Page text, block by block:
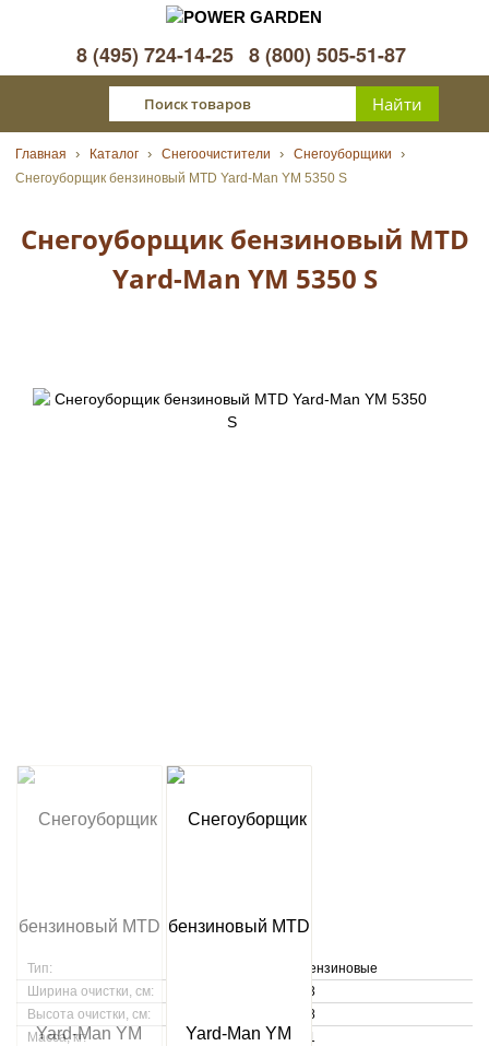
8 (495) 724-14-25 8 (800) 505-51-87
Главная Каталог Снегоочистители
Снегоуборщики
Снегоуборщик бензиновый MTD Yard-Man YM 5350 S
Снегоуборщик бензиновый MTD
Yard-Man YM 5350 S
000000
Тип:
Бензиновые
Ширина очистки, см:
53
Высота очистки, см:
28
Масса, кг:
31